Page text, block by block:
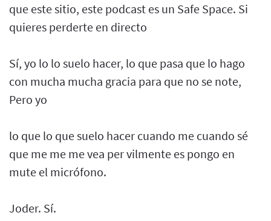
que este sitio, este podcast es un Safe Space. Si
quieres perderte en directo
Sí, yo lo lo suelo hacer, lo que pasa que lo hago
con mucha mucha gracia para que no se note,
Pero yo
lo que lo que suelo hacer cuando me cuando sé
que me me me vea per vilmente es pongo en
mute el micrófono.
Joder. Sí.